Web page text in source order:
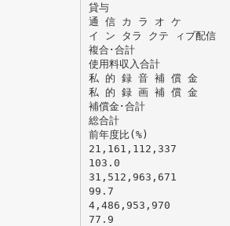
貸与
通 信 カ ラ オ ケ
イ ン タラ クテ ィブ配信
複合･合計
使用料収入合計
私 的 録 音 補 償 金
私 的 録 画 補 償 金
補償金･合計
総合計
前年度比(%)
21,161,112,337
103.0
31,512,963,671
99.7
4,486,953,970
77.9